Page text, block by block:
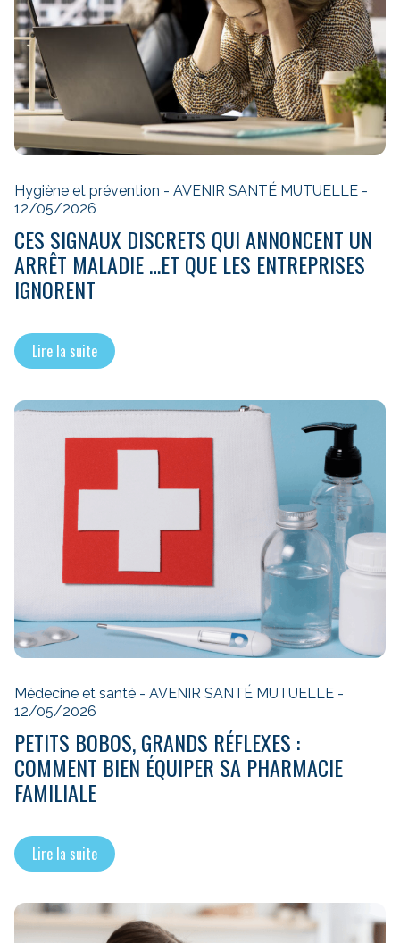
Hygiène et prévention - AVENIR SANTÉ MUTUELLE -
12/05/2026
CES SIGNAUX DISCRETS QUI ANNONCENT UN
ARRÊT MALADIE …ET QUE LES ENTREPRISES
IGNORENT
Lire la suite
Médecine et santé - AVENIR SANTÉ MUTUELLE -
12/05/2026
PETITS BOBOS, GRANDS RÉFLEXES :
COMMENT BIEN ÉQUIPER SA PHARMACIE
FAMILIALE
Lire la suite